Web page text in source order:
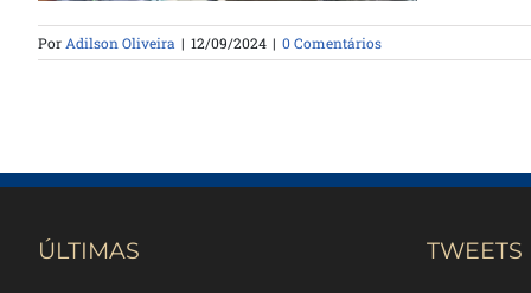
Por Adilson Oliveira | 12/09/2024 | 0 Comentários
ÚLTIMAS TWEETS